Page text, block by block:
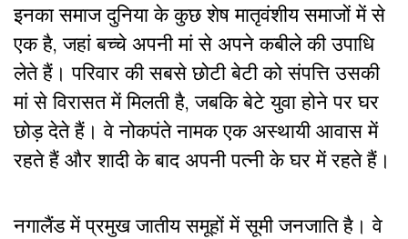
इनका समाज दुनिया के कुछ शेष मातृवंशीय समाजों में से
एक है,जहां बच्चे अपनी मां से अपने कबीले की उपाधि
लेते हैं। परिवार की सबसे छोटी बेटी को संपत्ति उसकी
मां से विरासत में मिलती है,जबकि बेटे युवा होने पर घर
छोड़ देते हैं। वे नोकपंते नामक एक अस्थायी आवास में
रहते हैं और शादी के बाद अपनी पत्नी के घर में रहते हैं।
नगालैंड में प्रमुख जातीय समूहों में सूमी जनजाति है। वे